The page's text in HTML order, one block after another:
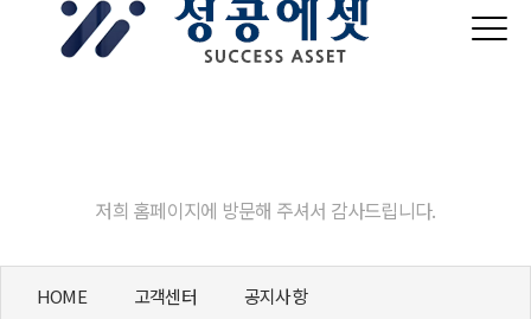
저희 홈페이지에 방문해 주셔서 감사드립니다.
HOME 고객센터 공지사항